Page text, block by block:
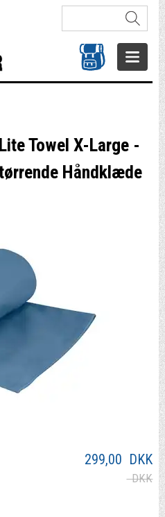
Towel X-Large -
Håndklæde
299,00 DKK
DKK